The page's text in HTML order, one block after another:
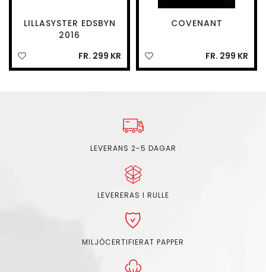
LILLASYSTER EDSBYN
2016
FR. 299 KR
COVENANT
FR. 299 KR
LEVERANS 2-5 DAGAR
LEVERERAS I RULLE
MILJÖCERTIFIERAT PAPPER